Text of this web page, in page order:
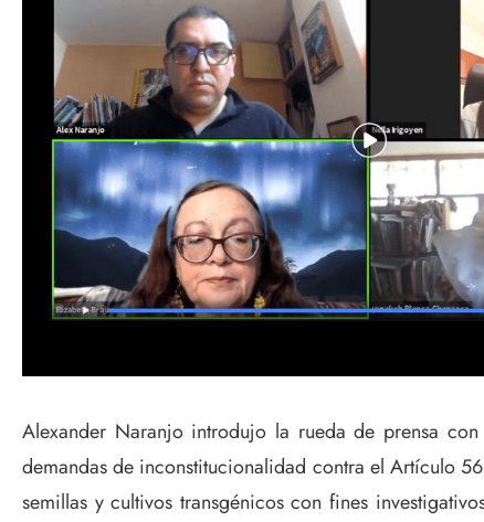
Alexander Naranjo introdujo la rueda de prensa
demandas de inconstitucionalidad contra el Artículo
semillas y cultivos transgénicos con fines